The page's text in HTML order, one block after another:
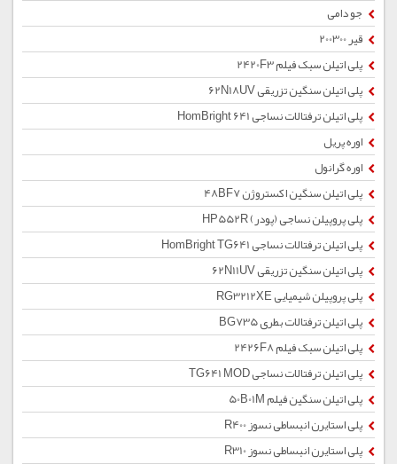
جو دامی
قیر 200300
پلی اتیلن سبک فیلم 2420F3
پلی اتیلن سنگین تزریقی 62N18UV
پلی اتیلن ترفتالات نساجی HomBright 641
اوره پریل
اوره گرانول
پلی اتیلن سنگین اکستروژن 48BF7
پلی پروپیلن نساجی (پودر) HP552R
پلی اتیلن ترفتالات نساجی HomBright TG641
پلی اتیلن سنگین تزریقی 62N11UV
پلی پروپیلن شیمیایی RG3212XE
پلی اتیلن ترفتالات بطری BG735
پلی اتیلن سبک فیلم 2426F8
پلی اتیلن ترفتالات نساجی TG641 MOD
پلی اتیلن سنگین فیلم 50B01M
پلی استایرن انبساطی نسوز R400
پلی استایرن انبساطی نسوز R310